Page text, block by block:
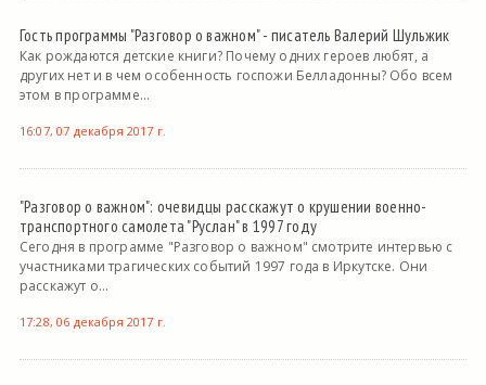
Гость программы "Разговор о важном" - писатель Валерий Шульжик
Как рождаются детские книги? Почему одних героев любят, а
других нет и в чем особенность госпожи Белладонны? Обо всем
этом в программе...
16:07, 07 декабря 2017 г.
"Разговор о важном": очевидцы расскажут о крушении военно-
транспортного самолета "Руслан" в 1997 году
Сегодня в программе "Разговор о важном" смотрите интервью с
участниками трагических событий 1997 года в Иркутске. Они
расскажут о...
17:28, 06 декабря 2017 г.